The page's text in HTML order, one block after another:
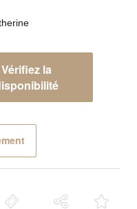
Vérifiez la